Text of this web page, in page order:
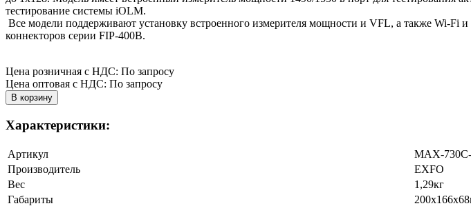
тестирование системы iOLM.
Все модели поддерживают установку встроенного измерителя мощности и VFL, а также Wi-Fi
коннекторов серии FIP-400B.
Цена розничная с НДС: По запросу
Цена оптовая с НДС: По запросу
Характеристики:
Артикул
MAX-
Производитель
EXFO
Вес
1,29кг
Габариты